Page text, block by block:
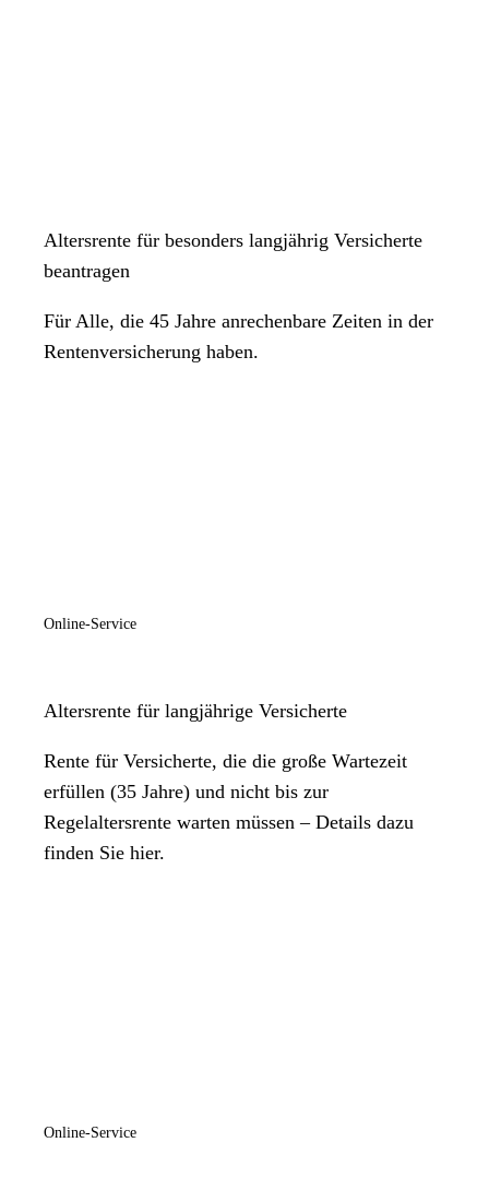
Altersrente für besonders langjährig Versicherte
beantragen
Für Alle, die 45 Jahre anrechenbare Zeiten in der
Rentenversicherung haben.
Online-Service
Altersrente für langjährige Versicherte
Rente für Versicherte, die die große Wartezeit
erfüllen (35 Jahre) und nicht bis zur
Regelaltersrente warten müssen – Details dazu
finden Sie hier.
Online-Service